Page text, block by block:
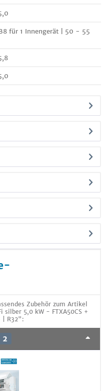
für 1 Innengerät | 50 - 55
Zubehör zum Artikel
silber 5,0 kW - FTXA50CS +
| R32":
2